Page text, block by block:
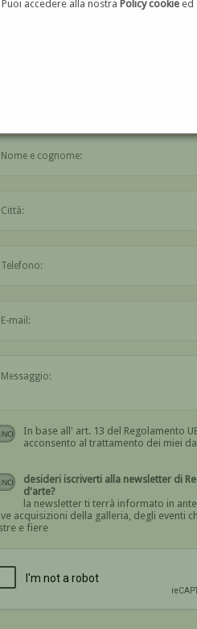
accedere alla nostraPolicy cookie ed
DESIDERI ULTERIORI
DI
In base all' art. 13 del Regolamento
acconsento al trattamento dei
desideri iscriverti alla newsletter di Recta galleria
d'arte?
la newsletter ti terrà informato in
acquisizioni della galleria, degli eventi
e fiere